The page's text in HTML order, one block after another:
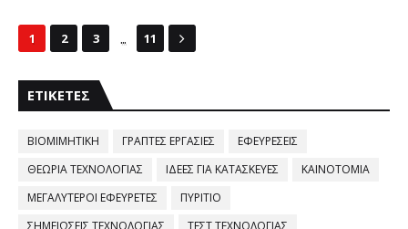
1 2 3 ... 11
ΕΤΙΚΈΤΕΣ
ΒΙΟΜΙΜΗΤΙΚΗ ΓΡΑΠΤΕΣ ΕΡΓΑΣΙΕΣ
ΕΦΕΥΡΕΣΕΙΣ
ΘΕΩΡΙΑ ΤΕΧΝΟΛΟΓΙΑΣ
ΙΔΕΕΣ ΓΙΑ ΚΑΤΑΣΚΕΥΕΣ
ΚΑΙΝΟΤΟΜΙΑ
ΜΕΓΑΛΥΤΕΡΟΙ ΕΦΕΥΡΕΤΕΣ
ΠΥΡΙΤΙΟ
ΣΗΜΕΙΩΣΕΙΣ ΤΕΧΝΟΛΟΓΙΑΣ
ΤΕΣΤ ΤΕΧΝΟΛΟΓΙΑΣ